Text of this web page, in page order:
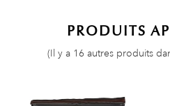
PRODUITS
(Il y a 16 autres produits